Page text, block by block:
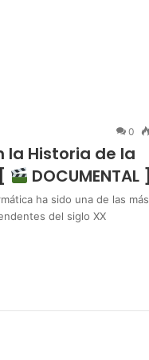
0
la Historia de la
DOCUMENTAL ]
ha sido una de las más
del siglo XX